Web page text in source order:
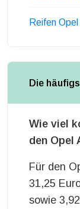
Reifen
Die
Wie viel
den Opel
Für den
31,25
sowie